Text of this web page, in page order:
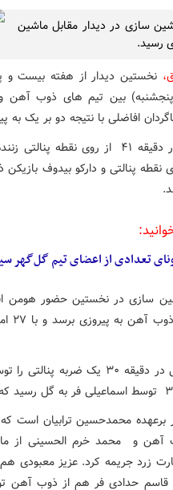
سازی در دیدار مقابل ماشین
رسید.
بین تیم های ذوب آهن و
افاضلی با نتیجه دو بر یک به
ایوان مارکویچ در دقیقه ۴۱ از
تعدادی از اعضای تیم گل‌گهر
سازی در نخستین حضور هومن
شاگردان افاضلی در دقیقه
برعهده محمدحسین ترابیان است
و محمد خرم الحسینی از
زرد جریمه کرد. عزیز معبودی